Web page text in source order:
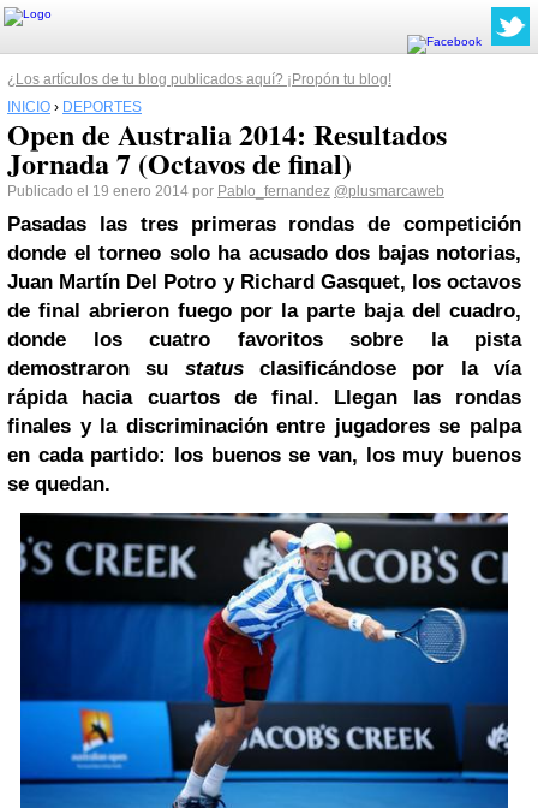
¿Los artículos de tu blog publicados aquí? ¡Propón tu blog!
INICIO › DEPORTES
Open de Australia 2014: Resultados
Jornada 7 (Octavos de final)
Publicado el 19 enero 2014 por Pablo_fernandez @plusmarcaweb
Pasadas las tres primeras rondas de competición
donde el torneo solo ha acusado dos bajas notorias,
Juan Martín Del Potro y Richard Gasquet, los octavos
de final abrieron fuego por la parte baja del cuadro,
donde los cuatro favoritos sobre la pista
demostraron su statusclasificándose por la vía
rápida hacia cuartos de final. Llegan las rondas
finales y la discriminación entre jugadores se palpa
en cada partido: los buenos se van, los muy buenos
se quedan.